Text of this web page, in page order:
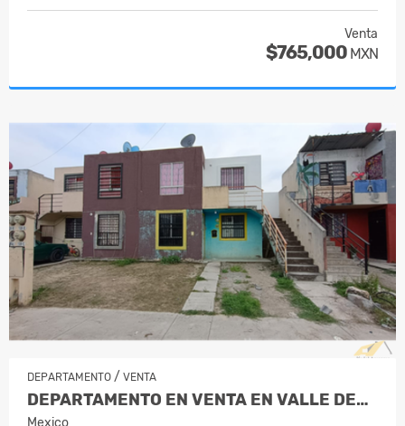
Venta
$765,000 MXN
DEPARTAMENTO / VENTA
DEPARTAMENTO EN VENTA EN VALLE DEL RO…
Mexico